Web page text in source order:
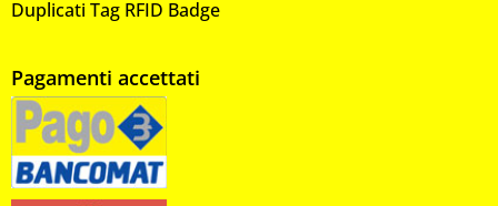
Duplicati Tag RFID Badge
Pagamenti accettati